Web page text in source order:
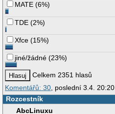
MATE (6%)
TDE (2%)
Xfce (15%)
jiné/žádné (23%)
Celkem 2351 hlasů
Komentářů: 30 , poslední 3.4. 20:20
Rozcestník
AbcLinuxu